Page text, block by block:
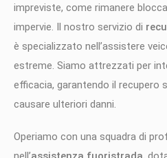
impreviste, come rimanere
impervie. Il nostro servizio di
è specializzato nell’assistere
estreme. Siamo attrezzati per
efficacia, garantendo il recupero
causare ulteriori danni.
Operiamo con una squadra di